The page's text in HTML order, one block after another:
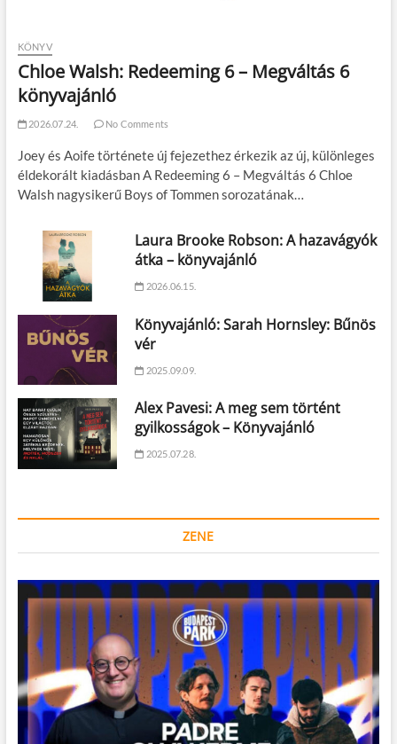
KÖNYV
Chloe Walsh: Redeeming 6 – Megváltás 6
könyvajánló
2026.07.24. No Comments
Joey és Aoife története új fejezethez érkezik az új, különleges
éldekorált kiadásban A Redeeming 6 – Megváltás 6 Chloe
Walsh nagysikerű Boys of Tommen sorozatának…
Laura Brooke Robson: A hazavágyók
átka – könyvajánló
2026.06.15.
Könyvajánló: Sarah Hornsley: Bűnös
vér
2025.09.09.
Alex Pavesi: A meg sem történt
gyilkosságok – Könyvajánló
2025.07.28.
ZENE